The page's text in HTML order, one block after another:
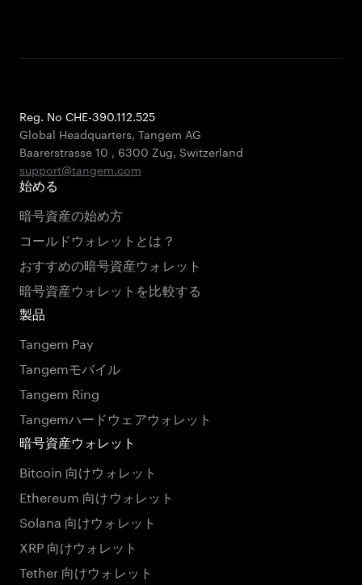
Reg. No CHE-390.112.525
Global Headquarters, Tangem AG
Baarerstrasse 10 , 6300 Zug, Switzerland
support@tangem.com
始める
暗号資産の始め方
コールドウォレットとは？
おすすめの暗号資産ウォレット
暗号資産ウォレットを比較する
製品
Tangem Pay
Tangemモバイル
Tangem Ring
Tangemハードウェアウォレット
暗号資産ウォレット
Bitcoin 向けウォレット
Ethereum 向けウォレット
Solana 向けウォレット
XRP 向けウォレット
Tether 向けウォレット